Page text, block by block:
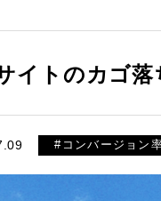
イトのカゴ
#コンバージョン